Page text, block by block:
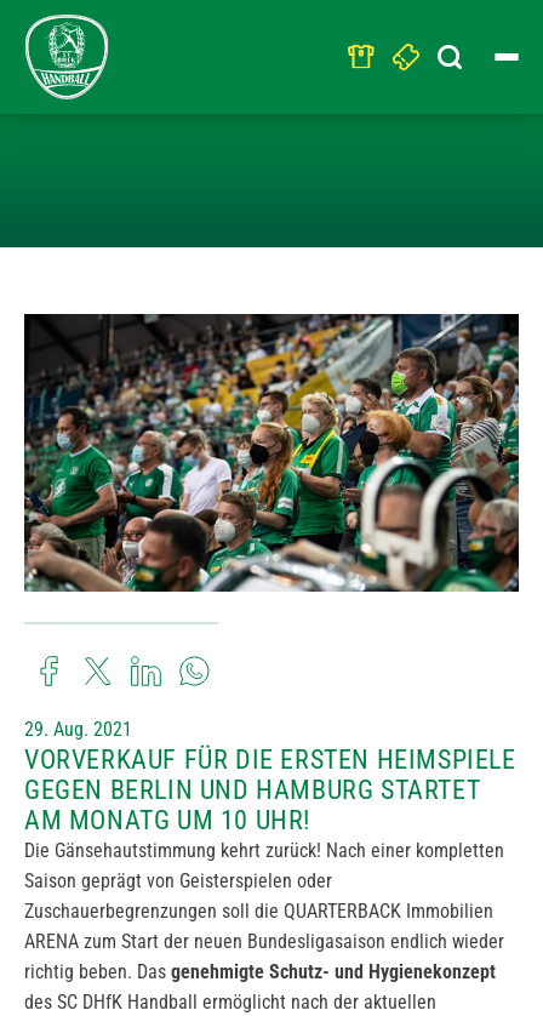
Search
for:
29. Aug. 2021
VORVERKAUF FÜR DIE ERSTEN HEIMSPIELE
GEGEN BERLIN UND HAMBURG STARTET
AM MONATG UM 10 UHR!
Die Gänsehautstimmung kehrt zurück! Nach einer kompletten
Saison geprägt von Geisterspielen oder
Zuschauerbegrenzungen soll die QUARTERBACK Immobilien
ARENA zum Start der neuen Bundesligasaison endlich wieder
richtig beben. Das genehmigte Schutz- und Hygienekonzept
des SC DHfK Handball ermöglicht nach der aktuellen